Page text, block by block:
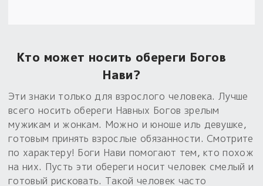
«Резы Рода. Нежиты» и «Резы
толковники со значениями, раскладами,
толкованиями колод
Узнать
Кто может носить обереги Богов
Нави?
Эти знаки только для взрослого человека. Лучше
всего носить обереги Навных Богов зрелым
мужикам и жонкам. Можно и юноше иль девушке,
готовым принять взрослые обязанности. Смотрите
по характеру! Боги Нави помогают тем, кто похож
на них. Пусть эти обереги носит человек смелый и
готовый рисковать. Такой человек часто